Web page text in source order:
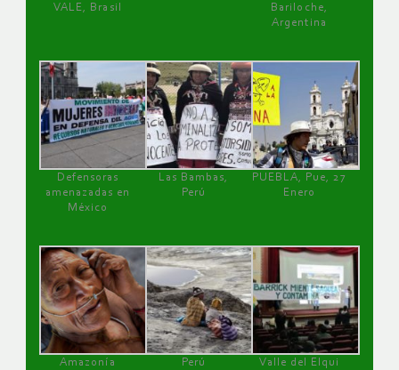
VALE, Brasil
Bariloche,
Argentina
Defensoras
amenazadas en
México
Las Bambas,
Perú
PUEBLA, Pue, 27
Enero
Amazonía
Perú
Valle del Elqui